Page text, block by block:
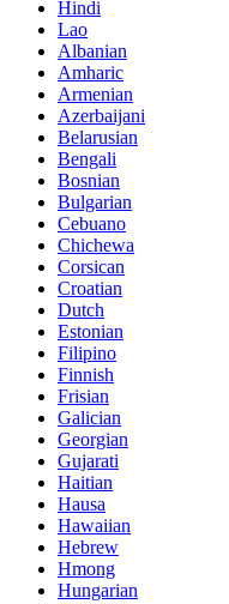
Hindi
Lao
Albanian
Amharic
Armenian
Azerbaijani
Belarusian
Bengali
Bosnian
Bulgarian
Cebuano
Chichewa
Corsican
Croatian
Dutch
Estonian
Filipino
Finnish
Frisian
Galician
Georgian
Gujarati
Haitian
Hausa
Hawaiian
Hebrew
Hmong
Hungarian